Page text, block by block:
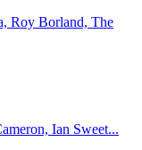
Roy Borland, The
Ian Sweet...